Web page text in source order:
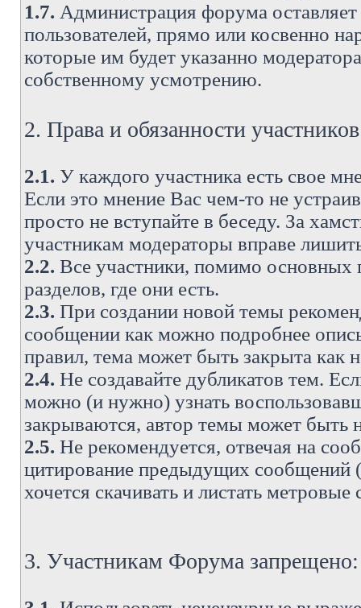
1.7. Администрация форума
пользователей, прямо или косвенно
которые им будет указанно
собственному усмотрению.
2. Права и обязанности
2.1. У каждого участника есть свое
Если это мнение Вас чем-то не
просто не вступайте в беседу. За
участникам модераторы вправе
2.2. Все участники, помимо основных
разделов, где они есть.
2.3. При создании новой темы
сообщении как можно подробнее
правил, тема может быть закрыта как
2.4. Не создавайте дубликатов тем.
можно (и нужно) узнать
закрываются, автор темы может быть
2.5. Не рекомендуется, отвечая на
цитирование предыдущих сообщений
хочется скачивать и листать
3. Участникам Форума запрещено: